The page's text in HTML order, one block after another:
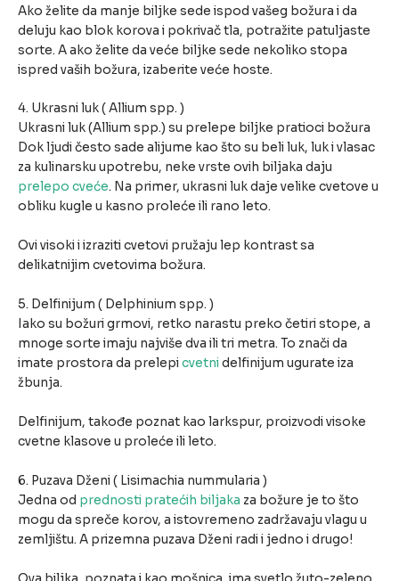
Ako želite da manje biljke sede ispod vašeg božura i da
deluju kao blok korova i pokrivač tla, potražite patuljaste
sorte. A ako želite da veće biljke sede nekoliko stopa
ispred vaših božura, izaberite veće hoste.
4. Ukrasni luk ( Allium spp. )
Ukrasni luk (Allium spp.) su prelepe biljke pratioci božura
Dok ljudi često sade alijume kao što su beli luk, luk i vlasac
za kulinarsku upotrebu, neke vrste ovih biljaka daju
prelepo cveće. Na primer, ukrasni luk daje velike cvetove u
obliku kugle u kasno proleće ili rano leto.
Ovi visoki i izraziti cvetovi pružaju lep kontrast sa
delikatnijim cvetovima božura.
5. Delfinijum ( Delphinium spp. )
Iako su božuri grmovi, retko narastu preko četiri stope, a
mnoge sorte imaju najviše dva ili tri metra. To znači da
imate prostora da prelepicvetnidelfinijum ugurate iza
žbunja.
Delfinijum, takođe poznat kao larkspur, proizvodi visoke
cvetne klasove u proleće ili leto.
6. Puzava Dženi ( Lisimachia nummularia )
Jedna od prednosti pratećih biljaka za božure je to što
mogu da spreče korov, a istovremeno zadržavaju vlagu u
zemljištu. A prizemna puzava Dženi radi i jedno i drugo!